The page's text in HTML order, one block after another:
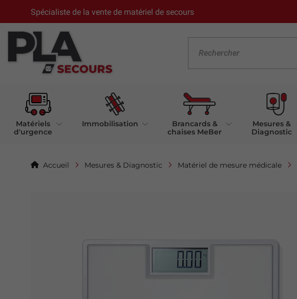
Spécialiste de la vente de matériel de secours
Matériels
d'urgence
Immobilisation
Brancards &
chaises MeBer
Mesures &
Diagnostic
Accueil Mesures & Diagnostic Matériel de mesure médicale